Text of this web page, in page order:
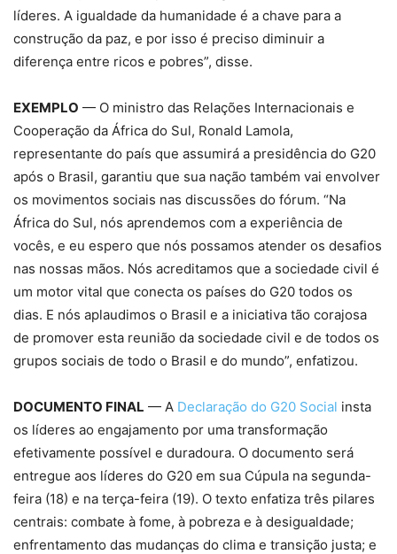
líderes. A igualdade da humanidade é a chave para a
construção da paz, e por isso é preciso diminuir a
diferença entre ricos e pobres”, disse.
EXEMPLO — O ministro das Relações Internacionais e
Cooperação da África do Sul, Ronald Lamola,
representante do país que assumirá a presidência do G20
após o Brasil, garantiu que sua nação também vai envolver
os movimentos sociais nas discussões do fórum. “Na
África do Sul, nós aprendemos com a experiência de
vocês, e eu espero que nós possamos atender os desafios
nas nossas mãos. Nós acreditamos que a sociedade civil é
um motor vital que conecta os países do G20 todos os
dias. E nós aplaudimos o Brasil e a iniciativa tão corajosa
de promover esta reunião da sociedade civil e de todos os
grupos sociais de todo o Brasil e do mundo”, enfatizou.
DOCUMENTO FINAL — A Declaração do G20 Social insta
os líderes ao engajamento por uma transformação
efetivamente possível e duradoura. O documento será
entregue aos líderes do G20 em sua Cúpula na segunda-
feira (18) e na terça-feira (19). O texto enfatiza três pilares
centrais: combate à fome, à pobreza e à desigualdade;
enfrentamento das mudanças do clima e transição justa; e